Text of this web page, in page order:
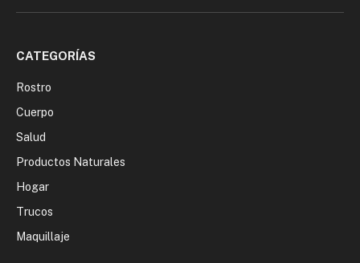
(Twitter)
CATEGORÍAS
Rostro
Cuerpo
Salud
Productos Naturales
Hogar
Trucos
Maquillaje